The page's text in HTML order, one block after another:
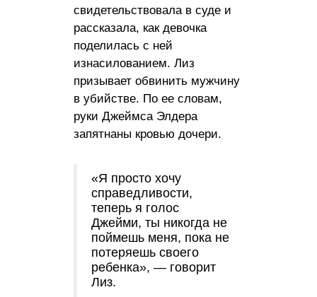
свидетельствовала в суде и
рассказала, как девочка
поделилась с ней
изнасилованием. Лиз
призывает обвинить мужчину
в убийстве. По ее словам,
руки Джеймса Элдера
запятнаны кровью дочери.
«Я просто хочу
справедливости,
теперь я голос
Джейми, ты никогда не
поймешь меня, пока не
потеряешь своего
ребенка», — говорит
Лиз.